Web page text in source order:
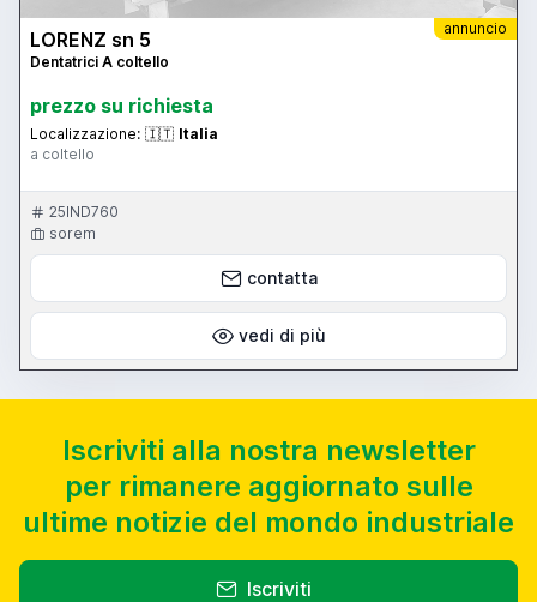
annuncio
LORENZ sn 5
Dentatrici A coltello
prezzo su richiesta
Localizzazione: 🇮🇹 Italia
a coltello
25IND760
sorem
contatta
vedi di più
Iscriviti alla nostra newsletter
per rimanere aggiornato sulle
ultime notizie del mondo industriale
Iscriviti